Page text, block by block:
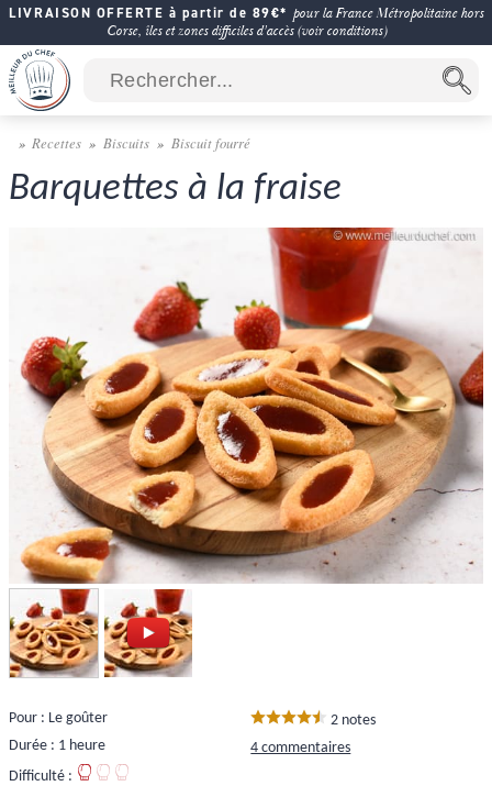
LIVRAISON OFFERTE à partir de 89€* pour la France Métropolitaine hors
Corse, îles et zones difficiles d'accès (voir conditions)
Recettes Biscuits Biscuit fourré
Barquettes à la fraise
Pour : Le goûter
Durée : 1 heure
Difficulté :
2 notes
4 commentaires